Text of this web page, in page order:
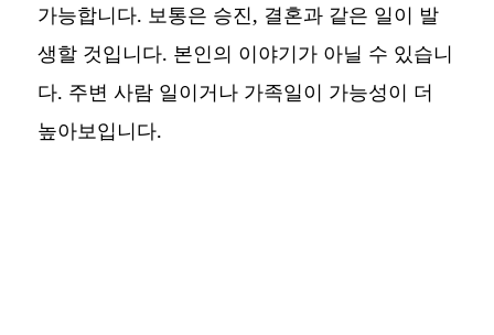
가능합니다. 보통은 승진, 결혼과 같은 일이 발
생할 것입니다. 본인의 이야기가 아닐 수 있습니
다. 주변 사람 일이거나 가족일이 가능성이 더
높아보입니다.